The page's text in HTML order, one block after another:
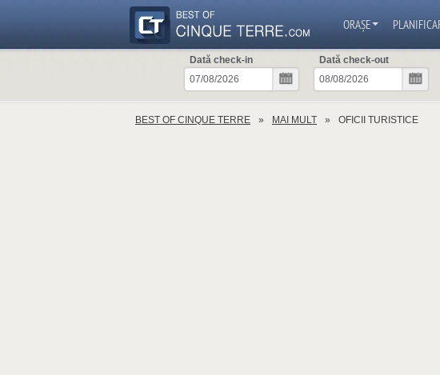
ORAȘE
Dată check-in
Dată check-out
BEST OF CINQUE TERRE MAI MULT OFICII TURISTICE